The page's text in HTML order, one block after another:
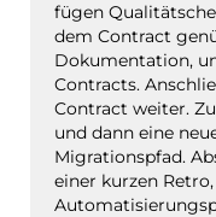
fügen
dem Contract
Dokumentation,
Contracts.
Contract weiter.
und dann eine
Migrationspfad.
einer kurzen